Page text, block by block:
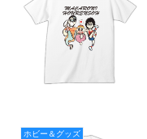
ホビー＆グッズ